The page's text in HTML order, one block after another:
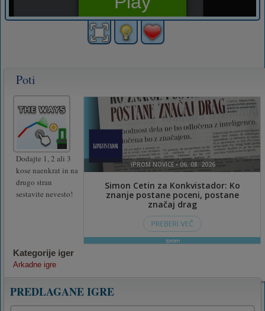
Poti
Dodajte 1, 2 ali 3
kose naenkrat in na
drugo stran
sestavite nevesto!
Kategorije iger
Arkadne igre
PREDLAGANE IGRE